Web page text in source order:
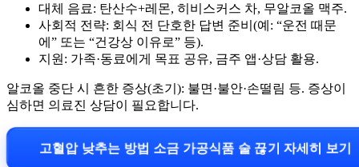
대체 음료: 탄산수+레몬, 히비스커스 차, 무알코올 맥주.
사회적 전략: 회식 전 단호한 답변 준비(예: “운전 때문
에” 또는 “건강상 이유로” 등).
지원: 가족·동료에게 목표 공유, 금주 앱·상담 활용.
알코올 중단 시 흔한 증상(초기): 불면·불안·손떨림 등. 증상이
심하면 의료진 상담이 필요합니다.
고혈압 낮추는 방법 소금 가공식품 술 끊기 자세히 보기